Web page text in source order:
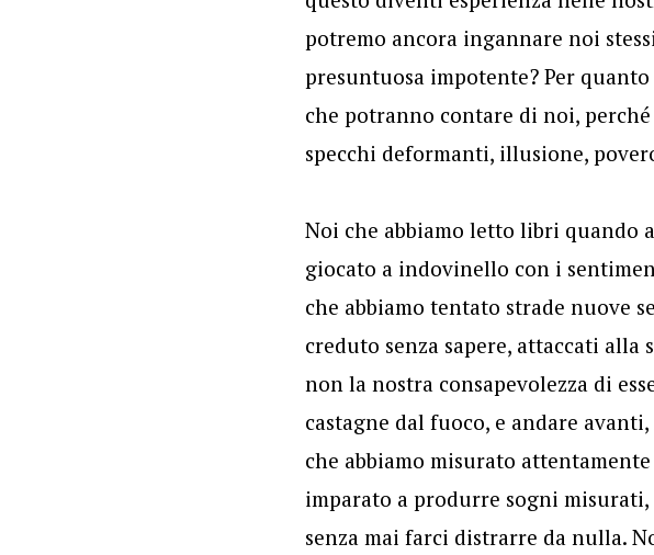
potremo ancora ingannare noi
presuntuosa impotente? Per
che potranno contare di noi,
specchi deformanti, illusione,
Noi che abbiamo letto libri quando
giocato a indovinello con i
che abbiamo tentato strade nuove
creduto senza sapere, attaccati alla
non la nostra consapevolezza di
castagne dal fuoco, e andare
che abbiamo misurato
imparato a produrre sogni
senza mai farci distrarre da nulla.